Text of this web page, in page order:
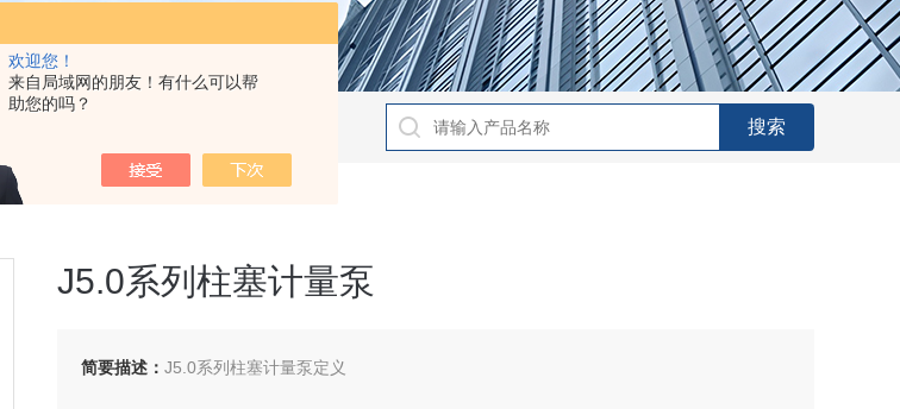
欢迎您！
来自局域网的朋友！有什么可以帮
助您的吗？
J5.0系列柱塞计量泵
简要描述： J5.0系列柱塞计量泵定义